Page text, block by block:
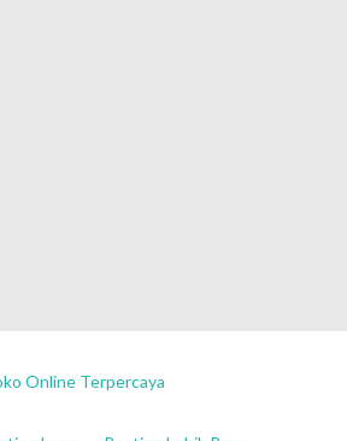
Online Terpercaya